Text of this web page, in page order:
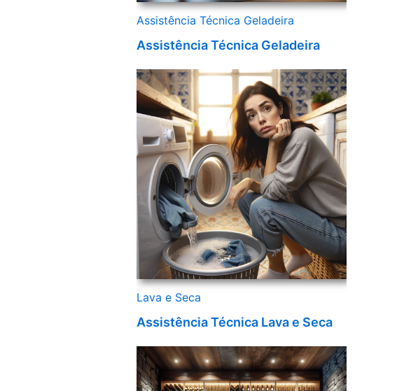
Assistência Técnica Geladeira
Assistência Técnica Geladeira
Lava e Seca
Assistência Técnica Lava e Seca